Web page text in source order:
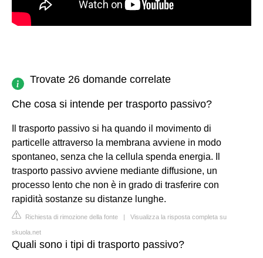
Trovate 26 domande correlate
Che cosa si intende per trasporto passivo?
Il trasporto passivo si ha quando il movimento di
particelle attraverso la membrana avviene in modo
spontaneo, senza che la cellula spenda energia. Il
trasporto passivo avviene mediante diffusione, un
processo lento che non è in grado di trasferire con
rapidità sostanze su distanze lunghe.
Richiesta di rimozione della fonte | Visualizza la risposta completa su
skuola.net
Quali sono i tipi di trasporto passivo?